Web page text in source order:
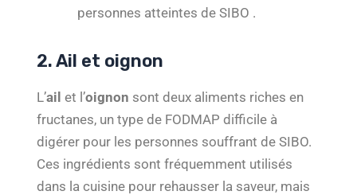
personnes atteintes de SIBO .
2. Ail et oignon
L’ail et l’oignon sont deux aliments riches en
fructanes, un type de FODMAP difficile à
digérer pour les personnes souffrant de SIBO.
Ces ingrédients sont fréquemment utilisés
dans la cuisine pour rehausser la saveur, mais